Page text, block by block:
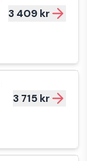
3 409 kr
3 715 kr